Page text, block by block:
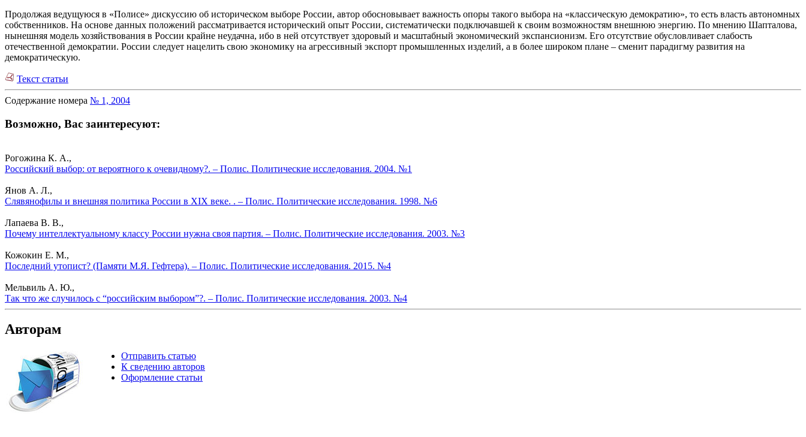
Продолжая ведущуюся в «Полисе» дискуссию об историческом выборе России, автор обосновывает важность опоры такого выбора на «классическую демократию», то есть власть автономных
собственников. На основе данных положений рассматривается исторический опыт России, систематически подключавшей к своим возможностям внешнюю энергию. По мнению Шапталова,
нынешняя модель хозяйствования в России крайне неудачна, ибо в ней отсутствует здоровый и масштабный экономический экспансионизм. Его отсутствие обусловливает слабость
отечественной демократии. России следует нацелить свою экономику на агрессивный экспорт промышленных изделий, а в более широком плане – сменит парадигму развития на
демократическую.
Текст статьи
Содержание номера № 1, 2004
Возможно, Вас заинтересуют:
Рогожина К. А.,
Российский выбор: от вероятного к очевидному?. – Полис. Политические исследования. 2004. №1
Янов А. Л.,
Слявянофилы и внешняя политика России в XIX веке. . – Полис. Политические исследования. 1998. №6
Лапаева В. В.,
Почему интеллектуальному классу России нужна своя партия. – Полис. Политические исследования. 2003. №3
Кожокин Е. М.,
Последний утопист? (Памяти М.Я. Гефтера). – Полис. Политические исследования. 2015. №4
Мельвиль А. Ю.,
Так что же случилось с “российским выбором”?. – Полис. Политические исследования. 2003. №4
Авторам
Отправить статью
К сведению авторов
Оформление статьи